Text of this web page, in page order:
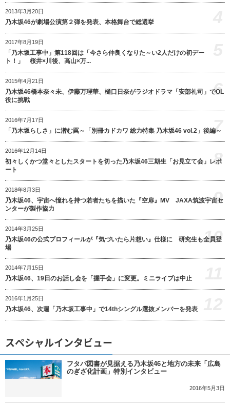
2013年3月20日
乃木坂46が劇場公演第２弾を発表、本格舞台で総選挙
2017年8月19日
「乃木坂工事中」第118回は「今さら仲良くなりた～い2人だけの初デー
ト！」 桜井×川後、高山×万...
2015年4月21日
乃木坂46橋本奈々未、伊藤万理華、樋口日奈がラジオドラマ「安部礼司」でOL
役に挑戦
6
2016年7月17日
「乃木坂らしさ」に潜む罠～「別冊カドカワ 総力特集 乃木坂46 vol.2」後編～
7
2016年12月14日
初々しくかつ堂々としたスタートを切った乃木坂46三期生「お見立て会」レポ
ート
8
2018年8月3日
乃木坂46、宇宙へ憧れを持つ若者たちを描いた『空扉』MV JAXA筑波宇宙セ
ンターが製作協力
9
2014年3月25日
乃木坂46の公式プロフィールが『気づいたら片想い』仕様に 研究生も全員登
場
10
2014年7月15日
乃木坂46、19日のお話し会を「握手会」に変更。ミニライブは中止
2016年1月25日
乃木坂46、次週「乃木坂工事中」で14thシングル選抜メンバーを発表
スペシャルインタビュー
フタバ図書が見据える乃木坂46と地方の未来「広島
のぎざ化計画」特別インタビュー
2016年5月3日